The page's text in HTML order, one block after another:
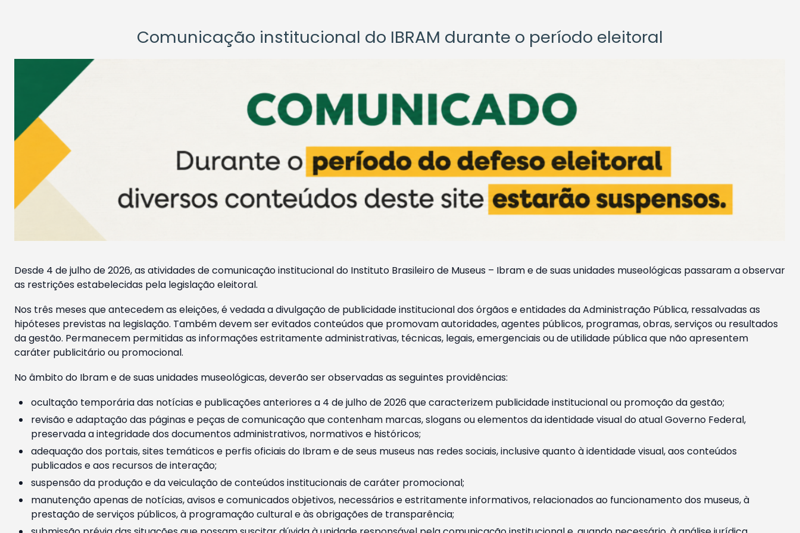
Comunicação institucional do IBRAM durante o período eleitoral
Desde 4 de julho de 2026, as atividades de comunicação institucional do Instituto Brasileiro de Museus – Ibram e de suas unidades museológicas passaram a observar
as restrições estabelecidas pela legislação eleitoral.
Nos três meses que antecedem as eleições, é vedada a divulgação de publicidade institucional dos órgãos e entidades da Administração Pública, ressalvadas as
hipóteses previstas na legislação. Também devem ser evitados conteúdos que promovam autoridades, agentes públicos, programas, obras, serviços ou resultados
da gestão. Permanecem permitidas as informações estritamente administrativas, técnicas, legais, emergenciais ou de utilidade pública que não apresentem
caráter publicitário ou promocional.
No âmbito do Ibram e de suas unidades museológicas, deverão ser observadas as seguintes providências:
ocultação temporária das notícias e publicações anteriores a 4 de julho de 2026 que caracterizem publicidade institucional ou promoção da gestão;
revisão e adaptação das páginas e peças de comunicação que contenham marcas, slogans ou elementos da identidade visual do atual Governo Federal,
preservada a integridade dos documentos administrativos, normativos e históricos;
adequação dos portais, sites temáticos e perfis oficiais do Ibram e de seus museus nas redes sociais, inclusive quanto à identidade visual, aos conteúdos
publicados e aos recursos de interação;
suspensão da produção e da veiculação de conteúdos institucionais de caráter promocional;
manutenção apenas de notícias, avisos e comunicados objetivos, necessários e estritamente informativos, relacionados ao funcionamento dos museus, à
prestação de serviços públicos, à programação cultural e às obrigações de transparência;